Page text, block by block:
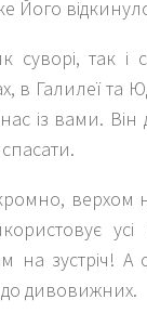
Його
так і
в Галилеї та
із вами. Він
верхом
усі
на зустріч! А
дивовижних.